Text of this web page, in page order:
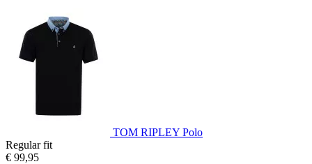
TOM RIPLEY Polo
Regular fit
€ 99,95